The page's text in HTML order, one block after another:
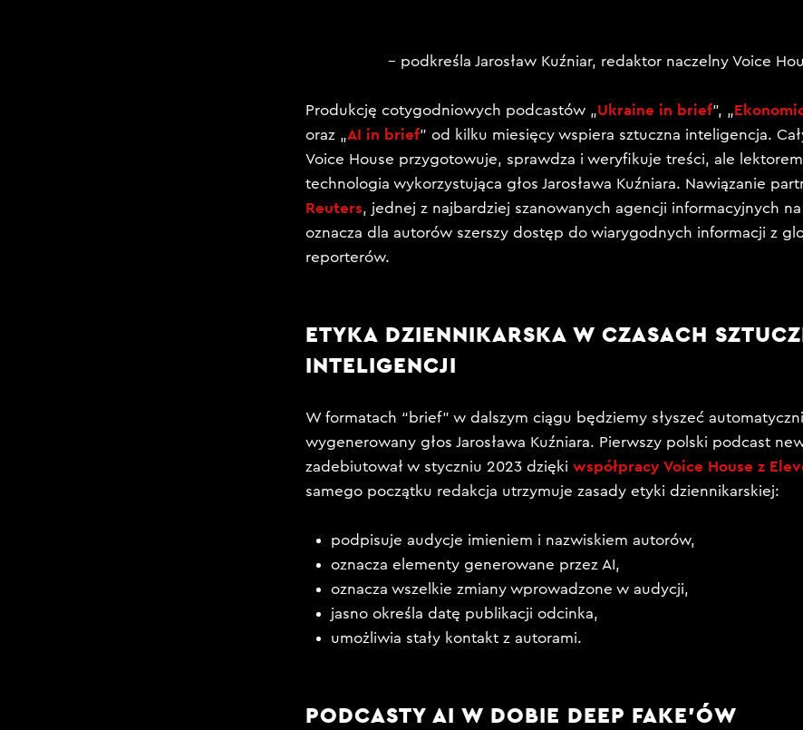
– podkreśla Jarosław Kuźniar, redaktor naczelny Voice
Produkcję cotygodniowych podcastów „Ukraine in brief”, „
oraz „AI in brief” od kilku miesięcy wspiera sztuczna inteligencja.
Voice House przygotowuje, sprawdza i weryfikuje treści, ale
technologia wykorzystująca głos Jarosława Kuźniara. Nawiązanie
Reuters, jednej z najbardziej szanowanych agencji informacyjnych
oznacza dla autorów szerszy dostęp do wiarygodnych informacji z
reporterów.
ETYKA DZIENNIKARSKA W CZASACH
INTELIGENCJI
W formatach “brief” w dalszym ciągu będziemy słyszeć
wygenerowany głos Jarosława Kuźniara. Pierwszy polski podcast
zadebiutował w styczniu 2023 dzięki współpracy Voice House z
samego początku redakcja utrzymuje zasady etyki dziennikarskiej:
podpisuje audycje imieniem i nazwiskiem autorów,
oznacza elementy generowane przez AI,
oznacza wszelkie zmiany wprowadzone w audycji,
jasno określa datę publikacji odcinka,
umożliwia stały kontakt z autorami.
PODCASTY AI W DOBIE DEEP FAKE’ÓW